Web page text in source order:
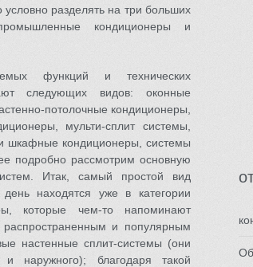
разделять на три больших
кондиционеры и
функций и технических
следующих видов: оконные
потолочные кондиционеры,
мульти-сплит системы,
шкафные кондиционеры, системы
подробно рассмотрим основную
Итак, самый простой вид
находятся уже в категории
которые чем-то напоминают
и популярным
настенные сплит-системы (они
наружного); благодаря такой